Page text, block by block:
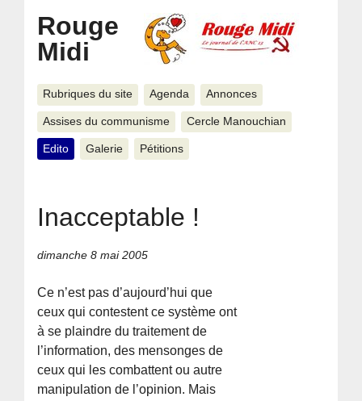
Rouge
Midi
Rubriques du site Agenda Annonces
Assises du communisme Cercle Manouchian
Edito Galerie Pétitions
Inacceptable !
dimanche 8 mai 2005
Ce n’est pas d’aujourd’hui que
ceux qui contestent ce système ont
à se plaindre du traitement de
l’information, des mensonges de
ceux qui les combattent ou autre
manipulation de l’opinion. Mais